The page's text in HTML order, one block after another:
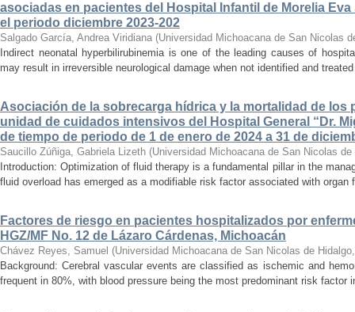
asociadas en pacientes del Hospital Infantil de Morelia
el periodo diciembre 2023-202
Salgado García, Andrea Viridiana (Universidad Michoacana de San Nicolas
Indirect neonatal hyperbilirubinemia is one of the leading causes of
may result in irreversible neurological damage when not identified and
Asociación de la sobrecarga hídrica y la mortalidad de los
unidad de cuidados intensivos del Hospital General “Dr.
de tiempo de periodo de 1 de enero de 2024 a 31 de
Saucillo Zúñiga, Gabriela Lizeth (Universidad Michoacana de San Nicolas de
Introduction: Optimization of fluid therapy is a fundamental pillar in the
fluid overload has emerged as a modifiable risk factor associated with organ
Factores de riesgo en pacientes hospitalizados por
HGZ/MF No. 12 de Lázaro Cárdenas, Michoacán
Chávez Reyes, Samuel (Universidad Michoacana de San Nicolas de Hidalgo
Background: Cerebral vascular events are classified as ischemic and
frequent in 80%, with blood pressure being the most predominant risk factor